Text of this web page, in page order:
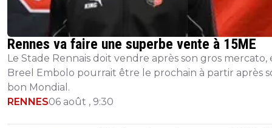
Rennes va faire une superbe vente à 15ME
Le Stade Rennais doit vendre après son gros mercato,
Breel Embolo pourrait être le prochain à partir après
bon Mondial.
RENNES06 août , 9:30